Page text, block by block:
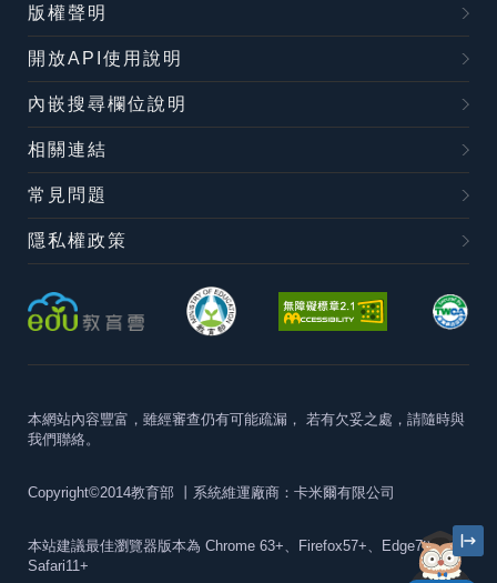
版權聲明
開放API使用說明
內嵌搜尋欄位說明
相關連結
常見問題
隱私權政策
本網站內容豐富，雖經審查仍有可能疏漏， 若有欠妥之處，請隨時與
我們聯絡。
Copyright©2014教育部 丨系統維運廠商：卡米爾有限公司
本站建議最佳瀏覽器版本為 Chrome 63+、Firefox57+、Edge79+及
Safari11+